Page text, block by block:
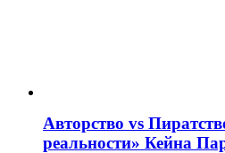
Авторство vs
реальности» Кейна